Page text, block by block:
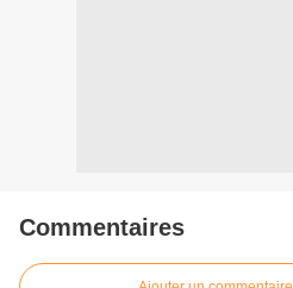
Commentaires